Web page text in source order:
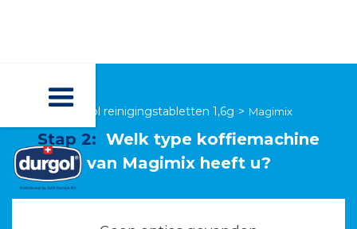
durgol reinigingstabletten 1,6g > Magimix
Stap 2: Welk type koffiemachine
van Magimixheeft u?